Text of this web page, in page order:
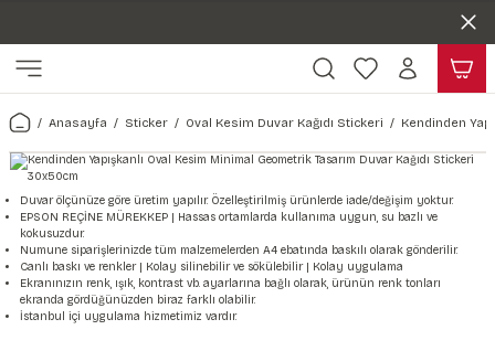
Harita & Şehir Duvar Kağıdı
Türkiye Serisi Duvar Kağıdı
Şehir & Ülke Duvar Kağıdı
Duvar Kağıdı
Çiçek Duvar Kağıdı
Hayvan, Yaprak & Çiçek
Yaprak Desenli Duvar Kağıdı
Hayvan Duvar Kağıdı
Kağıdı
Doğa & Manza Duvar Kağıdı
Manzara Duvar Kağıdı
Orman Duvar Kağıdı
Tasarım & Sanatsal Duvar
Sanat Duvar Kağıdı
Geometrik Duvar Kağıdı
Araba Duvar Kağıdı
Sağlık Duvar Kağıdı
Ahşap, Mermer & Taş
Mermer Desenli Duvar Kağıdı
Taş Desenli Duvar Kağıdı
Ahşap Desenli Duvar Kağıdı
Kağıdı Stickeri
Seti
Anasayfa Sticker Oval Kesim Duvar Kağıdı Stickeri Kendinden
Duvar ölçünüze göre üretim yapılır. Özelleştirilmiş ürünlerde iade/değişim yoktur.
EPSON REÇİNE MÜREKKEP | Hassas ortamlarda kullanıma uygun, su bazlı ve
kokusuzdur.
Numune siparişlerinizde tüm malzemelerden A4 ebatında baskılı olarak gönderilir.
Canlı baskı ve renkler | Kolay silinebilir ve sökülebilir | Kolay uygulama
Ekranınızın renk, ışık, kontrast vb. ayarlarına bağlı olarak, ürünün renk tonları
ekranda gördüğünüzden biraz farklı olabilir.
İstanbul içi uygulama hizmetimiz vardır.